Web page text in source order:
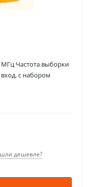
Частота выборки
с набором
дешевле?